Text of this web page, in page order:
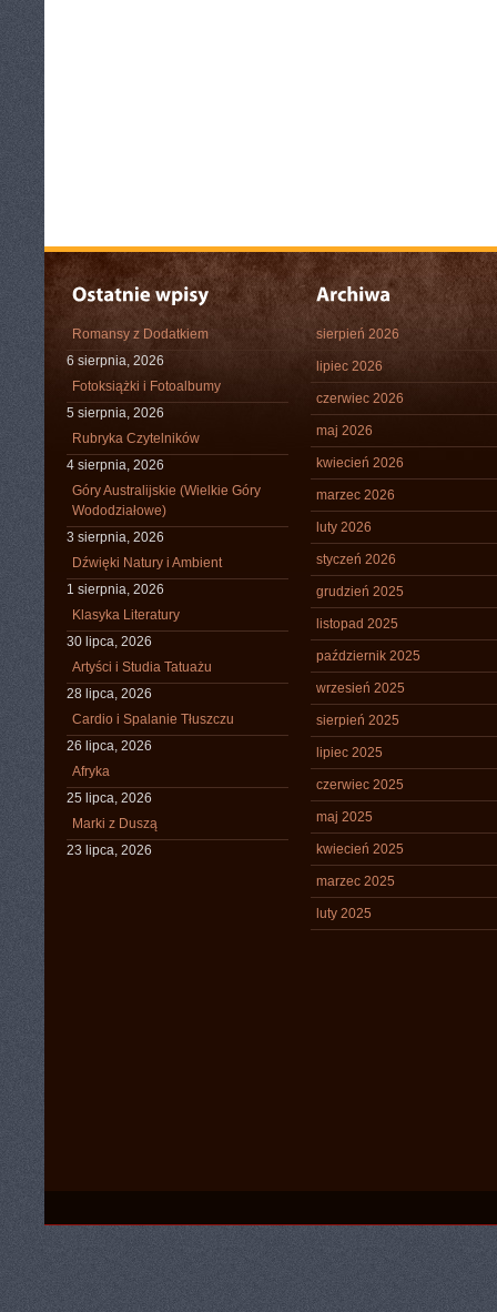
Romansy z Dodatkiem
6 sierpnia, 2026
Fotoksiążki i Fotoalbumy
5 sierpnia, 2026
Rubryka Czytelników
4 sierpnia, 2026
Góry Australijskie (Wielkie Góry
Wododziałowe)
3 sierpnia, 2026
Dźwięki Natury i Ambient
1 sierpnia, 2026
Klasyka Literatury
30 lipca, 2026
Artyści i Studia Tatuażu
28 lipca, 2026
Cardio i Spalanie Tłuszczu
26 lipca, 2026
Afryka
25 lipca, 2026
Marki z Duszą
23 lipca, 2026
sierpień 2026
lipiec 2026
czerwiec 2026
maj 2026
kwiecień 2026
marzec 2026
luty 2026
styczeń 2026
grudzień 2025
listopad 2025
październik 2025
wrzesień 2025
sierpień 2025
lipiec 2025
czerwiec 2025
maj 2025
kwiecień 2025
marzec 2025
luty 2025